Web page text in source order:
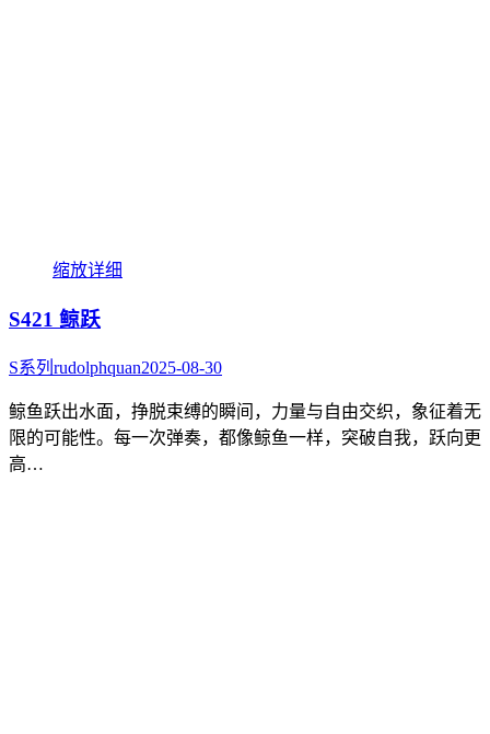
缩放详细
S421 鲸跃
S系列 rudolphquan2025-08-30
鲸鱼跃出水面，挣脱束缚的瞬间，力量与自由交织，象征着无
限的可能性。每一次弹奏，都像鲸鱼一样，突破自我，跃向更
高…